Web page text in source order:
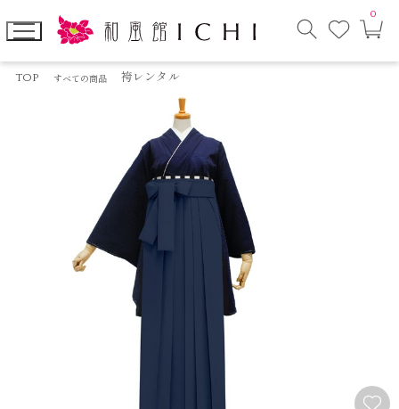
お
入
ペ
0
TOP すべての商品 袴レンタル